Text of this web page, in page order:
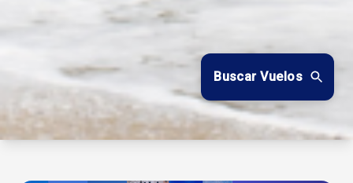
Buscar Vuelos